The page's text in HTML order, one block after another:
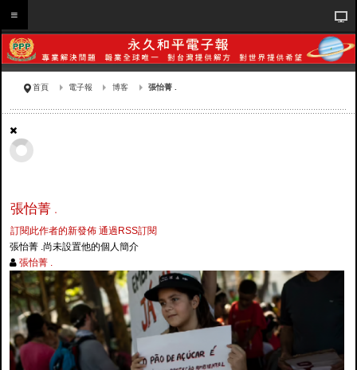
首頁 電子報 博客 張怡菁 .
張怡菁 .
訂閱此作者的新發佈 通過RSS訂閱
張怡菁 .尚未設置他的個人簡介
張怡菁 .